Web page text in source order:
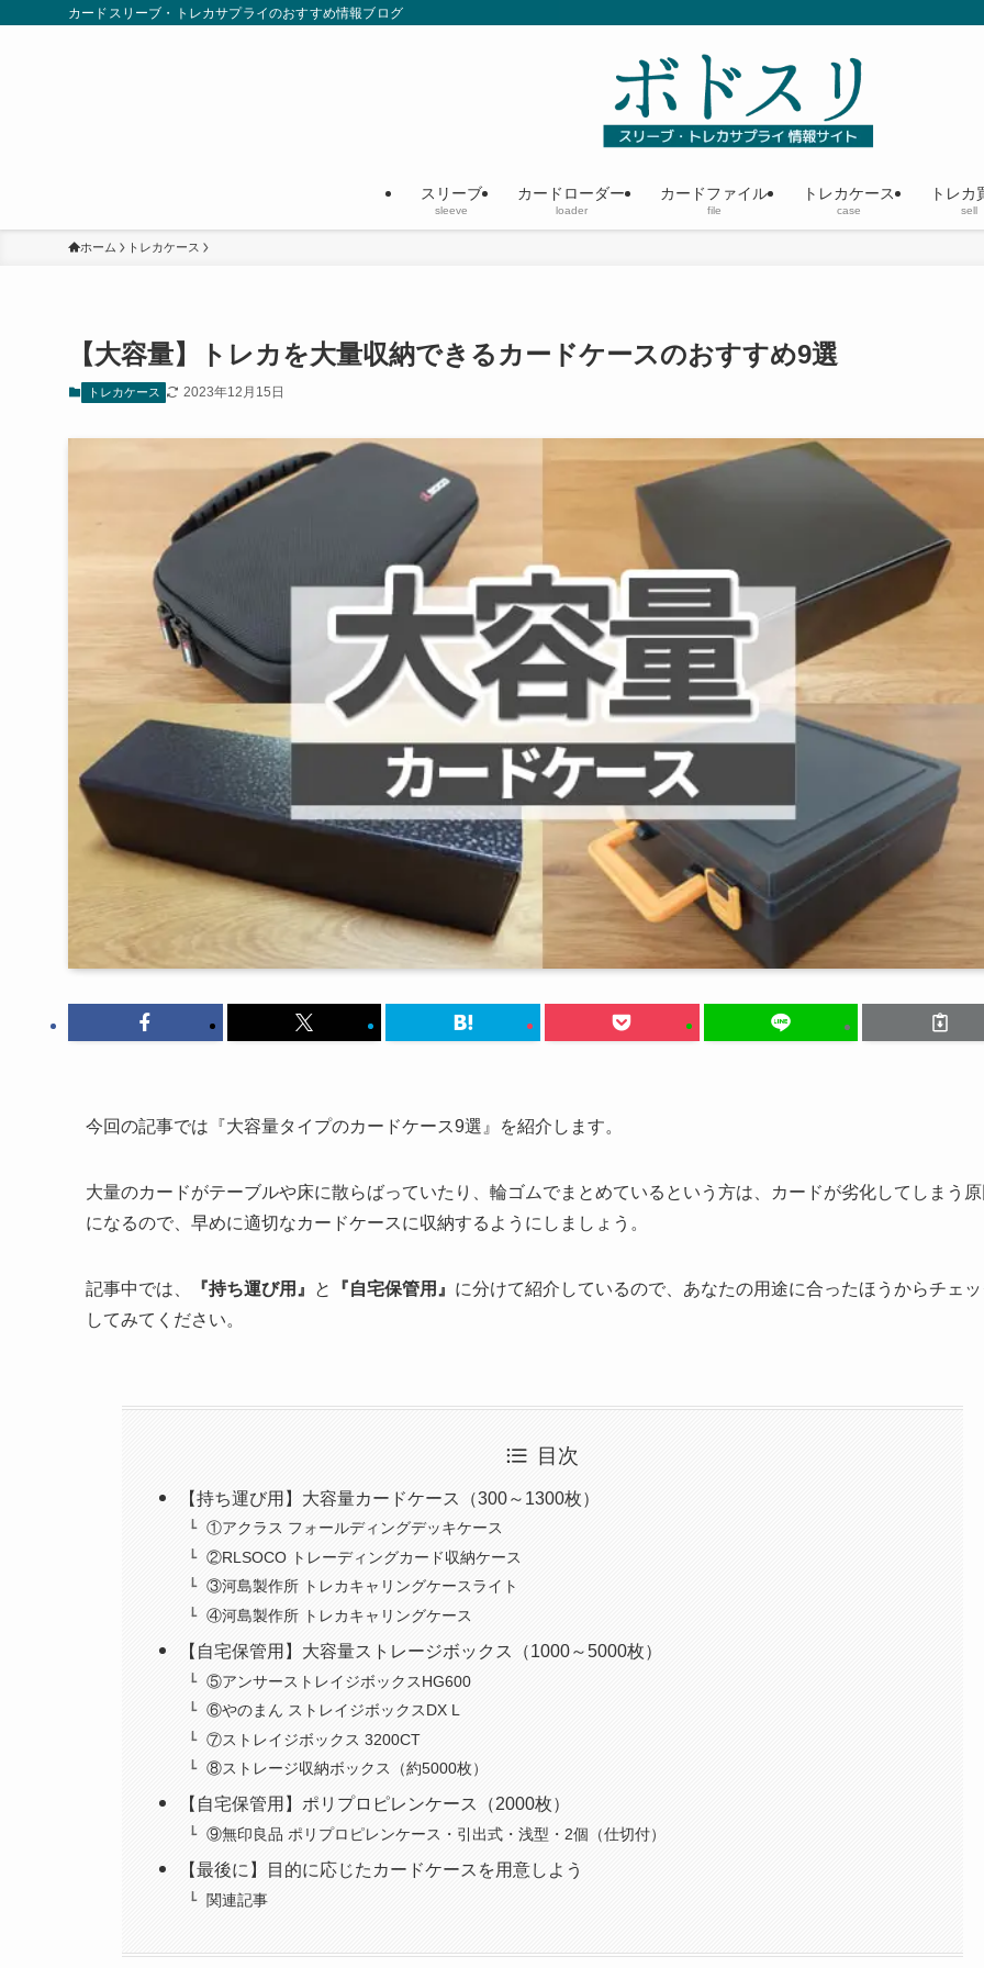
カードスリーブ・トレカサプライのおすすめ情報ブログ
スリーブ
sleeve
カードローダー
loader
カードファイル
file
トレカケース
case
トレカ
sell
ホーム トレカケース
【大容量】トレカを大量収納できるカードケースのおすすめ9選
トレカケース 2023年12月15日
今回の記事では『大容量タイプのカードケース9選』を紹介します。
大量のカードがテーブルや床に散らばっていたり、輪ゴムでまとめているという方は、カードが劣化してしまう
になるので、早めに適切なカードケースに収納するようにしましょう。
記事中では、 『持ち運び用』 と 『自宅保管用』 に分けて紹介しているので、あなたの用途に合ったほうからチェ
してみてください。
目次
【持ち運び用】大容量カードケース（300～1300枚）
①アクラス フォールディングデッキケース
②RLSOCO トレーディングカード収納ケース
③河島製作所 トレカキャリングケースライト
④河島製作所 トレカキャリングケース
【自宅保管用】大容量ストレージボックス（1000～5000枚）
⑤アンサーストレイジボックスHG600
⑥やのまん ストレイジボックスDX L
⑦ストレイジボックス 3200CT
⑧ストレージ収納ボックス（約5000枚）
【自宅保管用】ポリプロピレンケース（2000枚）
⑨無印良品 ポリプロピレンケース・引出式・浅型・2個（仕切付）
【最後に】目的に応じたカードケースを用意しよう
関連記事